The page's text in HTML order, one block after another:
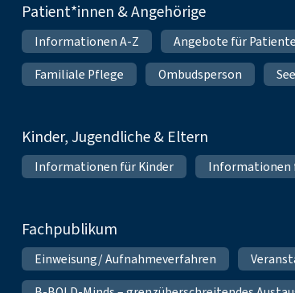
Patient*innen & Angehörige
Informationen A-Z Angebote für
Familiale Pflege
Ombudsperson
Kinder, Jugendliche & Eltern
Informationen für Kinder Informationen
Fachpublikum
Einweisung/ Aufnahmeverfahren